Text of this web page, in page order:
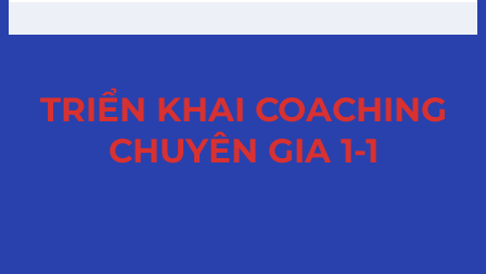
TRIỂN KHAI COACHING
CHUYÊN GIA 1-1